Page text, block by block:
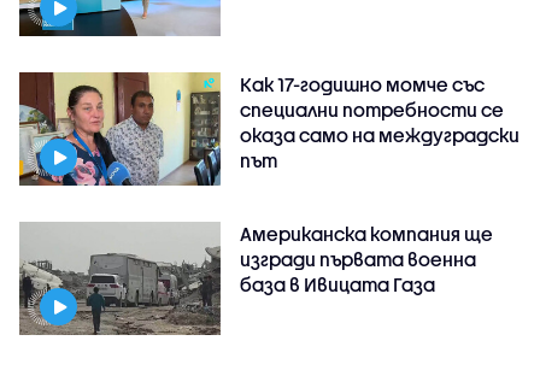
Как 17-годишно момче със
специални потребности се
оказа само на междуградски
път
Американска компания ще
изгради първата военна
база в Ивицата Газа